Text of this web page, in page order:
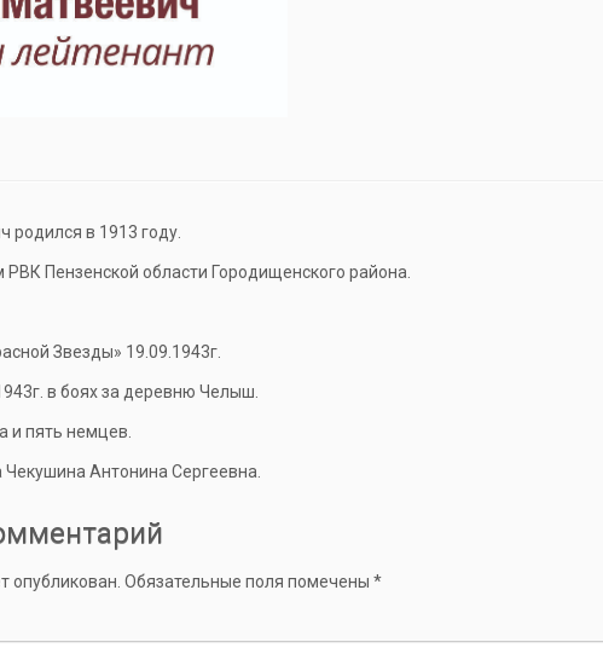
родился в 1913 году.
Пензенской области Городищенского района.
Звезды» 19.09.1943г.
в боях за деревню Челыш.
и пять немцев.
Антонина Сергеевна.
опубликован. Обязательные поля помечены *